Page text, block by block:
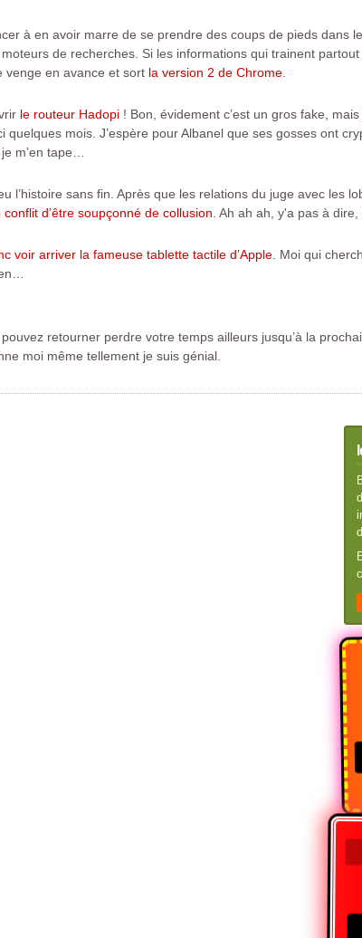
à en avoir marre de se prendre des coups de pieds dans
de recherches. Si les informations qui trainent partout
venge en avance et sort la version 2 de Chrome.
le routeur Hadopi! Bon, évidement c’est un gros fake,
quelques mois. J’espère pour Albanel que ses gosses ont
m’en tape…
l’histoire sans fin. Après que les relations du juge avec les
d’être soupçonné de collusion . Ah ah ah, y'a pas à
voir arriver la fameuse tablette tactile d’Apple. Moi qui
retourner perdre votre temps ailleurs jusqu’à la
moi même tellement je suis génial.